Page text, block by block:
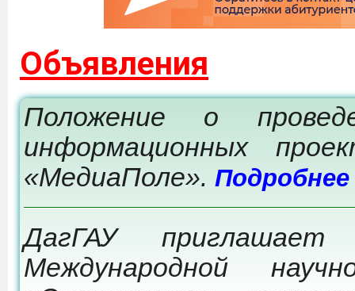
Объявления
Положение о
информационных
«МедиаПоле». Подробнее
ДагГАУ
Международной